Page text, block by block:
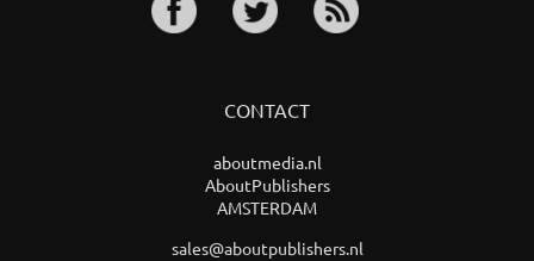
CONTACT
aboutmedia.nl
AboutPublishers
AMSTERDAM
sales@aboutpublishers.nl